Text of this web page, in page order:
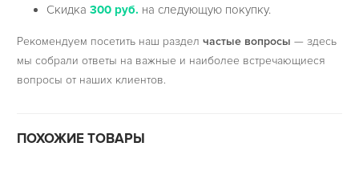
Скидка300 руб. на следующую покупку.
Рекомендуем посетить наш раздел частые вопросы — здесь
мы собрали ответы на важные и наиболее встречающиеся
вопросы от наших клиентов.
ПОХОЖИЕ ТОВАРЫ